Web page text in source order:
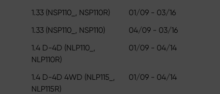
1.33 (NSP110_, NSP110R)
01/09 - 03/16
1.33 (NSP110_, NSP110)
04/09 - 03/16
1.4 D-4D (NLP110_,
NLP110R)
01/09 - 04/14
1.4 D-4D 4WD (NLP115_,
NLP115R)
01/09 - 04/14